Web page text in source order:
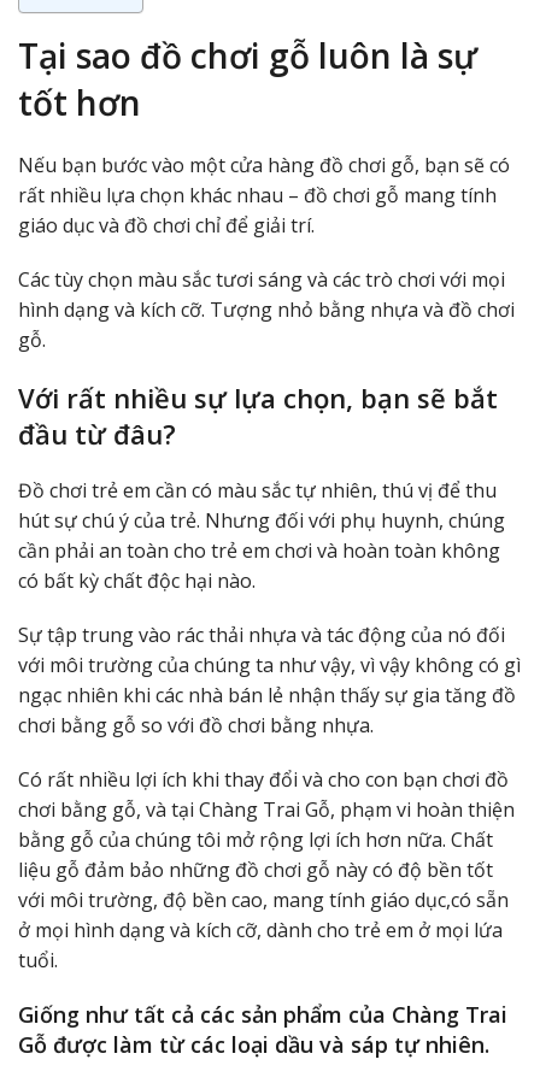
Tại sao đồ chơi gỗ luôn là sự
tốt hơn
Nếu bạn bước vào một cửa hàng đồ chơi gỗ, bạn sẽ có
rất nhiều lựa chọn khác nhau – đồ chơi gỗ mang tính
giáo dục và đồ chơi chỉ để giải trí.
Các tùy chọn màu sắc tươi sáng và các trò chơi với mọi
hình dạng và kích cỡ. Tượng nhỏ bằng nhựa và đồ chơi
gỗ.
Với rất nhiều sự lựa chọn, bạn sẽ bắt
đầu từ đâu?
Đồ chơi trẻ em cần có màu sắc tự nhiên, thú vị để thu
hút sự chú ý của trẻ. Nhưng đối với phụ huynh, chúng
cần phải an toàn cho trẻ em chơi và hoàn toàn không
có bất kỳ chất độc hại nào.
Sự tập trung vào rác thải nhựa và tác động của nó đối
với môi trường của chúng ta như vậy, vì vậy không có gì
ngạc nhiên khi các nhà bán lẻ nhận thấy sự gia tăng đồ
chơi bằng gỗ so với đồ chơi bằng nhựa.
Có rất nhiều lợi ích khi thay đổi và cho con bạn chơi đồ
chơi bằng gỗ, và tại Chàng Trai Gỗ, phạm vi hoàn thiện
bằng gỗ của chúng tôi mở rộng lợi ích hơn nữa. Chất
liệu gỗ đảm bảo những đồ chơi gỗ này có độ bền tốt
với môi trường, độ bền cao, mang tính giáo dục,có sẵn
ở mọi hình dạng và kích cỡ, dành cho trẻ em ở mọi lứa
tuổi.
Giống như tất cả các sản phẩm của Chàng Trai
Gỗ được làm từ các loại dầu và sáp tự nhiên.